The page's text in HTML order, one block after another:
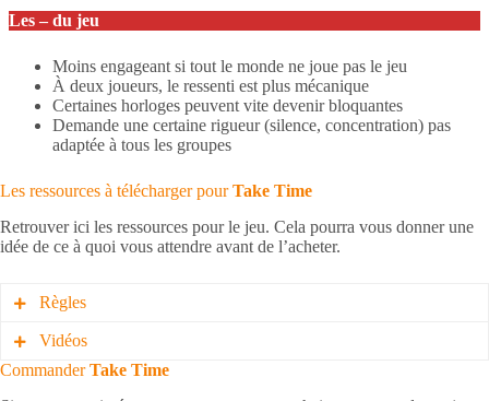
Les – du jeu
Moins engageant si tout le monde ne joue pas le jeu
À deux joueurs, le ressenti est plus mécanique
Certaines horloges peuvent vite devenir bloquantes
Demande une certaine rigueur (silence, concentration) pas
adaptée à tous les groupes
Les ressources à télécharger pourTake Time
Retrouver ici les ressources pour le jeu. Cela pourra vous donner une
idée de ce à quoi vous attendre avant de l’acheter.
Règles
Vidéos
CommanderTake Time